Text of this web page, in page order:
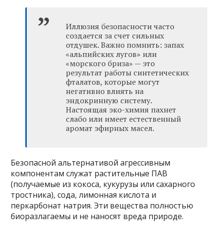
Иллюзия безопасности часто
создается за счет сильных
отдушек. Важно помнить: запах
«альпийских лугов» или
«морского бриза» — это
результат работы синтетических
фталатов, которые могут
негативно влиять на
эндокринную систему.
Настоящая эко-химия пахнет
слабо или имеет естественный
аромат эфирных масел.
Безопасной альтернативой агрессивным
компонентам служат растительные ПАВ
(получаемые из кокоса, кукурузы или сахарного
тростника), сода, лимонная кислота и
перкарбонат натрия. Эти вещества полностью
биоразлагаемы и не наносят вреда природе.